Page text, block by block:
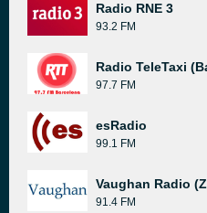
Radio RNE 3
93.2 FM
Radio TeleTaxi
97.7 FM
esRadio
99.1 FM
Vaughan Radio
91.4 FM